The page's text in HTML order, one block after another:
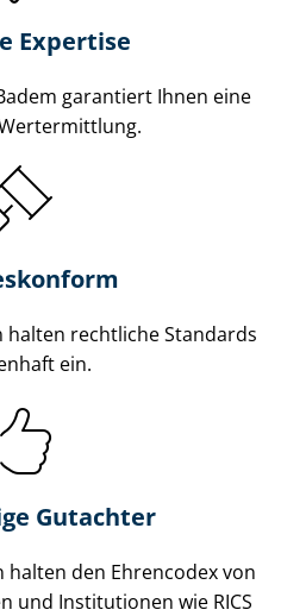
Expertise
garantiert Ihnen eine
halten rechtliche Standards
ein.
Gutachter
halten den Ehrencodex von
und Institutionen wie RICS